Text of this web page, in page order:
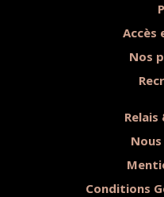
Accès
Nos
Relais
Conditions